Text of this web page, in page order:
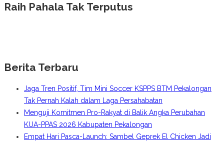
Raih Pahala Tak Terputus
Berita Terbaru
Jaga Tren Positif, Tim Mini Soccer KSPPS BTM Pekalongan
Tak Pernah Kalah dalam Laga Persahabatan
Menguji Komitmen Pro-Rakyat di Balik Angka Perubahan
KUA-PPAS 2026 Kabupaten Pekalongan
Empat Hari Pasca-Launch: Sambel Geprek El Chicken Jadi